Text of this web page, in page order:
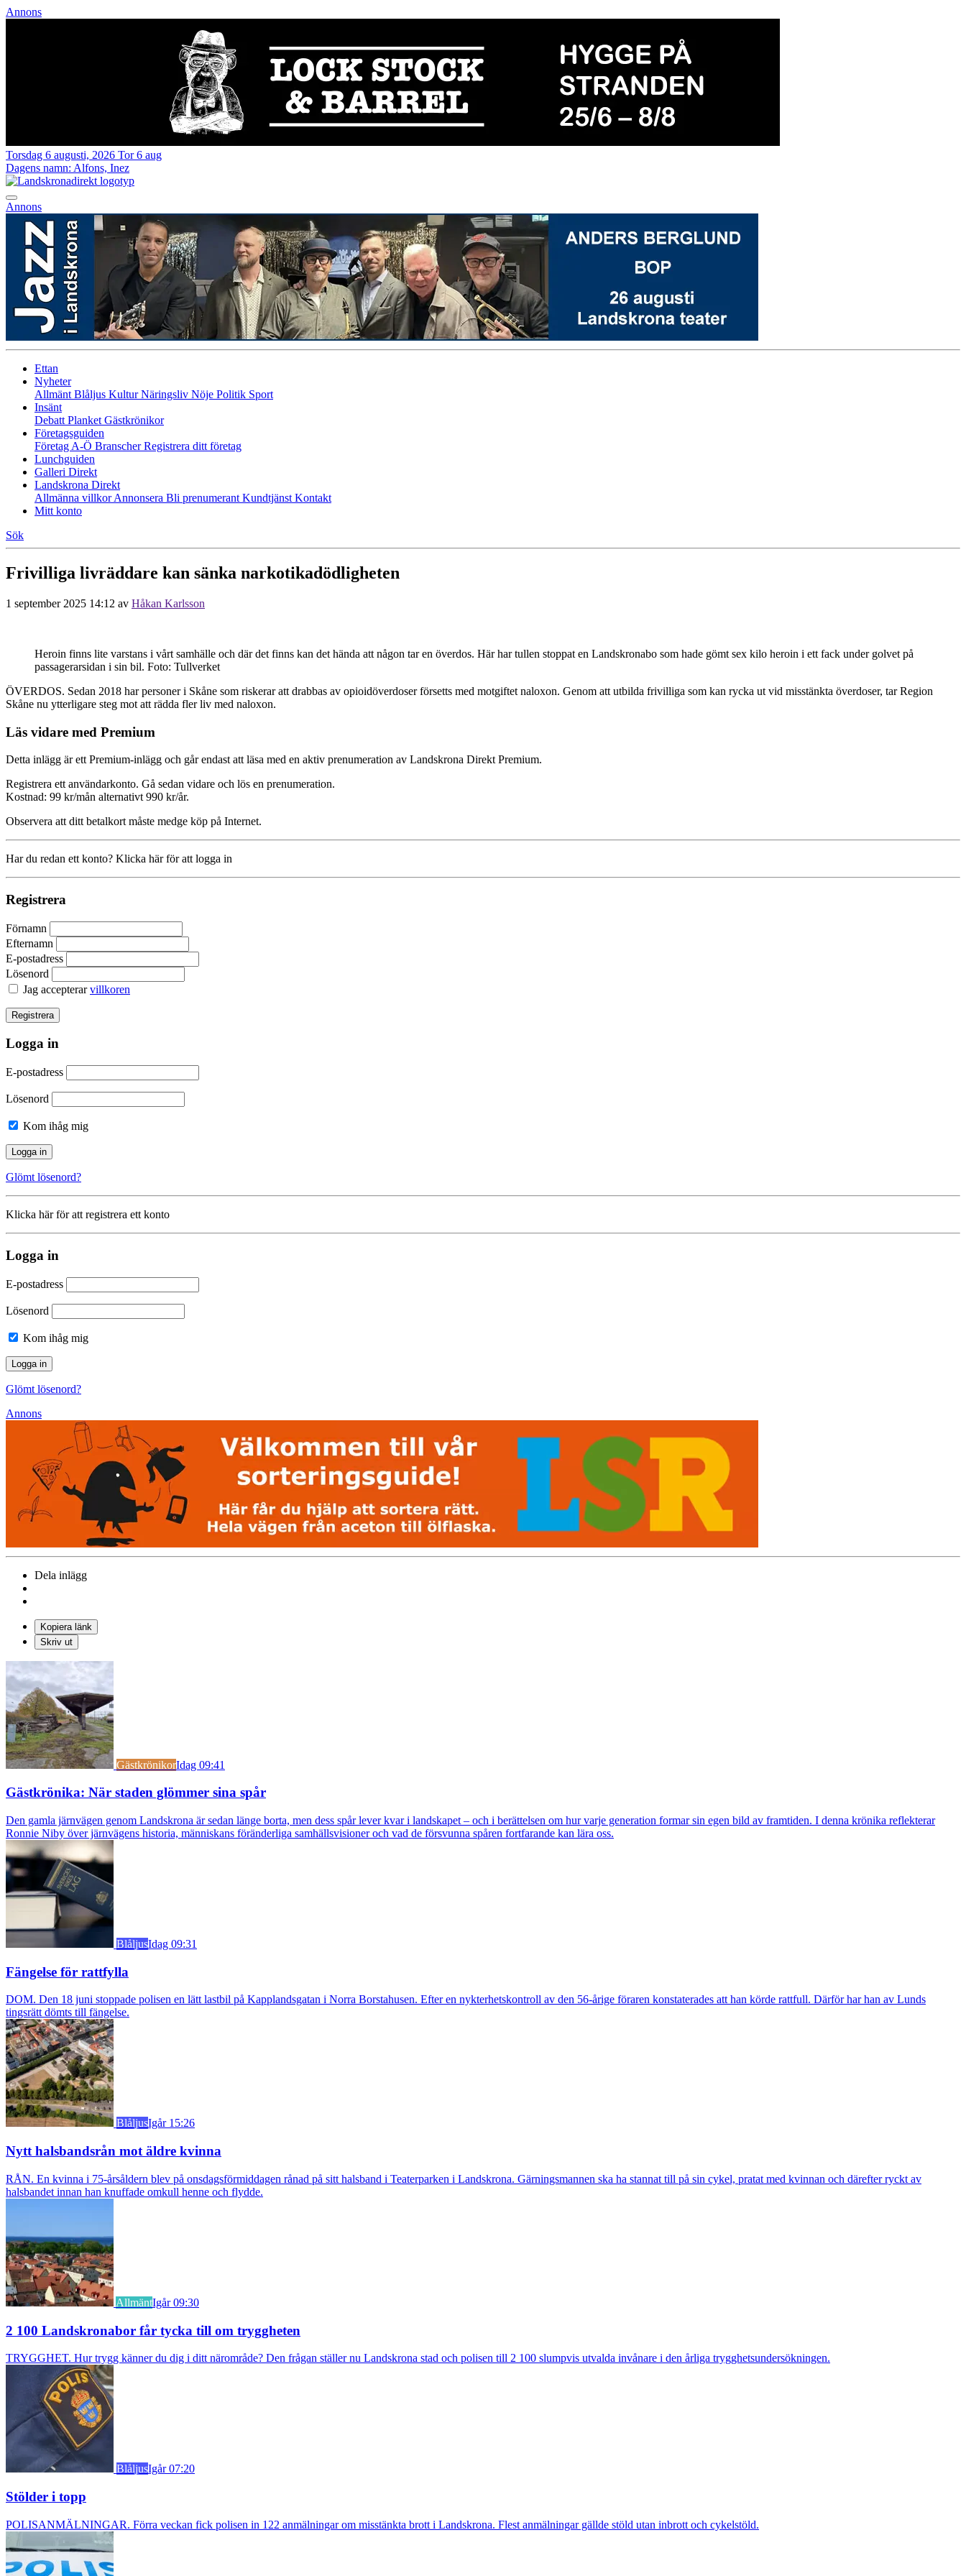
Annons
Torsdag 6 augusti, 2026 Tor 6 aug
Dagens namn: Alfons, Inez
Annons
Ettan
Nyheter
Allmänt Blåljus KulturNäringsliv Nöje Politik Sport
Insänt
Debatt Planket Gästkrönikor
Företagsguiden
Företag A-Ö BranscherRegistrera ditt företag
Lunchguiden
Galleri Direkt
Landskrona Direkt
Allmänna villkorAnnonsera Bli prenumerant Kundtjänst Kontakt
Mitt konto
Sök
Frivilliga livräddare kan sänka narkotikadödligheten
1 september 2025 14:12 av Håkan Karlsson
Heroin finns lite varstans i vårt samhälle och där det finns kan det hända att någon tar en överdos. Här har tullen stoppat en Landskronabo som hade gömt sex kilo heroin i ett fack under golvet på
passagerarsidan i sin bil. Foto: Tullverket
ÖVERDOS. Sedan 2018 har personer i Skåne som riskerar att drabbas av opioidöverdoser försetts med motgiftet naloxon. Genom att utbilda frivilliga som kan rycka ut vid misstänkta överdoser, tar Region
Skåne nu ytterligare steg mot att rädda fler liv med naloxon.
Läs vidare med Premium
Detta inlägg är ett Premium-inlägg och går endast att läsa med en aktiv prenumeration av Landskrona Direkt Premium.
Registrera ett användarkonto. Gå sedan vidare och lös en prenumeration.
Kostnad: 99 kr/mån alternativt 990 kr/år.
Observera att ditt betalkort måste medge köp på Internet.
Har du redan ett konto? Klicka här för att logga in
Registrera
Förnamn
Efternamn
E-postadress
Lösenord
Jag accepterarvillkoren
Logga in
E-postadress
Lösenord
Kom ihåg mig
Glömt lösenord?
Klicka här för att registrera ett konto
Logga in
E-postadress
Lösenord
Kom ihåg mig
Glömt lösenord?
Annons
Dela inlägg
Kopiera länk
Skriv ut
GästkrönikorIdag 09:41
Gästkrönika: När staden glömmer sina spår
Den gamla järnvägen genom Landskrona är sedan länge borta, men dess spår lever kvar i landskapet – och i berättelsen om hur varje generation formar sin egen bild av framtiden. I denna krönika reflekterar
Ronnie Niby över järnvägens historia, människans föränderliga samhällsvisioner och vad de försvunna spåren fortfarande kan lära oss.
BlåljusIdag 09:31
Fängelse för rattfylla
DOM. Den 18 juni stoppade polisen en lätt lastbil på Kapplandsgatan i Norra Borstahusen. Efter en nykterhetskontroll av den 56-årige föraren konstaterades att han körde rattfull. Därför har han av Lunds
tingsrätt dömts till fängelse.
BlåljusIgår 15:26
Nytt halsbandsrån mot äldre kvinna
RÅN. En kvinna i 75-årsåldern blev på onsdagsförmiddagen rånad på sitt halsband i Teaterparken i Landskrona. Gärningsmannen ska ha stannat till på sin cykel, pratat med kvinnan och därefter ryckt av
halsbandet innan han knuffade omkull henne och flydde.
AllmäntIgår 09:30
2 100 Landskronabor får tycka till om tryggheten
TRYGGHET. Hur trygg känner du dig i ditt närområde? Den frågan ställer nu Landskrona stad och polisen till 2 100 slumpvis utvalda invånare i den årliga trygghetsundersökningen.
BlåljusIgår 07:20
Stölder i topp
POLISANMÄLNINGAR. Förra veckan fick polisen in 122 anmälningar om misstänkta brott i Landskrona. Flest anmälningar gällde stöld utan inbrott och cykelstöld.